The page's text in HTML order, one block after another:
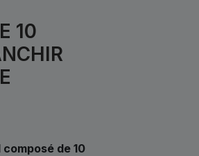
10
composé de 10